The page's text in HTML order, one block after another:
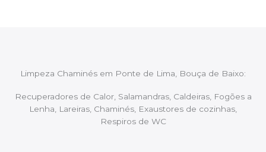
Limpeza Chaminés em Ponte de Lima, Bouça de Baixo:
Recuperadores de Calor, Salamandras, Caldeiras, Fogões a
Lenha, Lareiras, Chaminés, Exaustores de cozinhas,
Respiros de WC